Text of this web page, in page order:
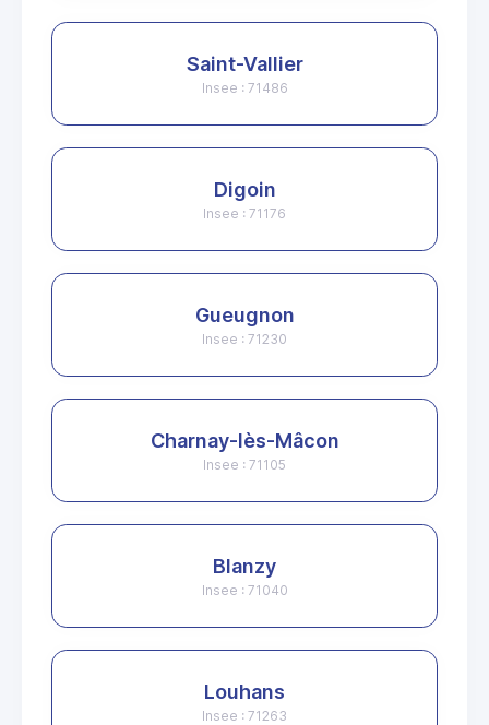
Saint-Vallier
Insee : 71486
Digoin
Insee : 71176
Gueugnon
Insee : 71230
Charnay-lès-Mâcon
Insee : 71105
Blanzy
Insee : 71040
Louhans
Insee : 71263